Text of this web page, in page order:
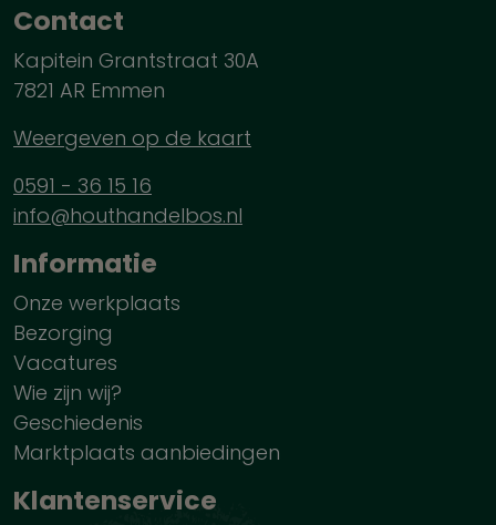
Contact
Kapitein Grantstraat 30A
7821 AR Emmen
Weergeven op de kaart
0591 - 36 15 16
info@houthandelbos.nl
Informatie
Onze werkplaats
Bezorging
Vacatures
Wie zijn wij?
Geschiedenis
Marktplaats aanbiedingen
Klantenservice